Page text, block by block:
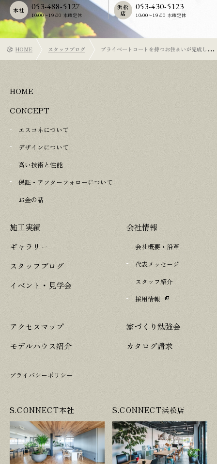
053-488-5127
10:00〜19:00 水曜定休
本社 053-430-5123
10:00〜19:00 水曜定休
浜松
店
HOME スタッフブログ プライベートコートを持つお住まいが完成しま
HOME
CONCEPT
エスコネについて
デザインについて
高い技術と性能
保証・アフターフォローについて
お金の話
施工実績
ギャラリー
スタッフブログ
イベント・見学会
会社情報
会社概要・沿革
代表メッセージ
スタッフ紹介
採用情報
アクセスマップ
モデルハウス紹介
家づくり勉強会
カタログ請求
プライバシーポリシー
S.CONNECT本社 S.CONNECT浜松店